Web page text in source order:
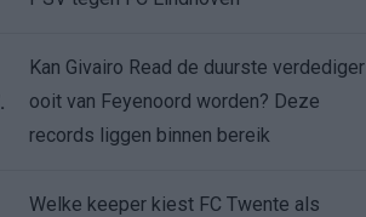
Kan Givairo Read de duurste verdediger
ooit van Feyenoord worden? Deze
records liggen binnen bereik
Welke keeper kiest FC Twente als